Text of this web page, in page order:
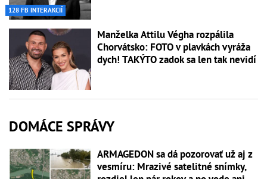
128 FB INTERAKCIÍ
Manželka Attilu Végha rozpálila
Chorvátsko: FOTO v plavkách vyráža
dych! TAKÝTO zadok sa len tak nevidí
DOMÁCE SPRÁVY
ARMAGEDON sa dá pozorovať už aj z
vesmíru: Mrazivé satelitné snímky,